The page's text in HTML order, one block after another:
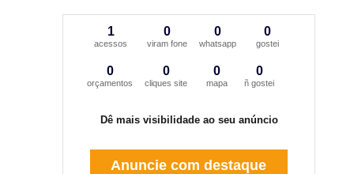
1
acessos
0
viram fone
0
whatsapp
0
gostei
0
orçamentos
0
cliques site
0
mapa
0
ñ gostei
Dê mais visibilidade ao seu anúncio
Anuncie com destaque